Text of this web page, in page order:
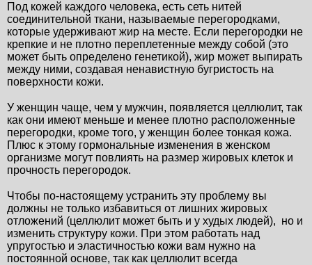
Под кожей каждого человека, есть сеть нитей
соединительной ткани, называемые перегородками,
которые удерживают жир на месте. Если перегородки не
крепкие и не плотно переплетенные между собой (это
может быть определено генетикой), жир может выпирать
между ними, создавая ненавистную бугристость на
поверхности кожи.
У женщин чаще, чем у мужчин, появляется целлюлит, так
как они имеют меньше и менее плотно расположенные
перегородки, кроме того, у женщин более тонкая кожа.
Плюс к этому гормональные изменения в женском
организме могут повлиять на размер жировых клеток и
прочность перегородок.
Чтобы по-настоящему устранить эту проблему вы
должны не только избавиться от лишних жировых
отложений (целлюлит может быть и у худых людей),  но и
изменить структуру кожи. При этом работать над
упругостью и эластичностью кожи вам нужно на
постоянной основе, так как целлюлит всегда